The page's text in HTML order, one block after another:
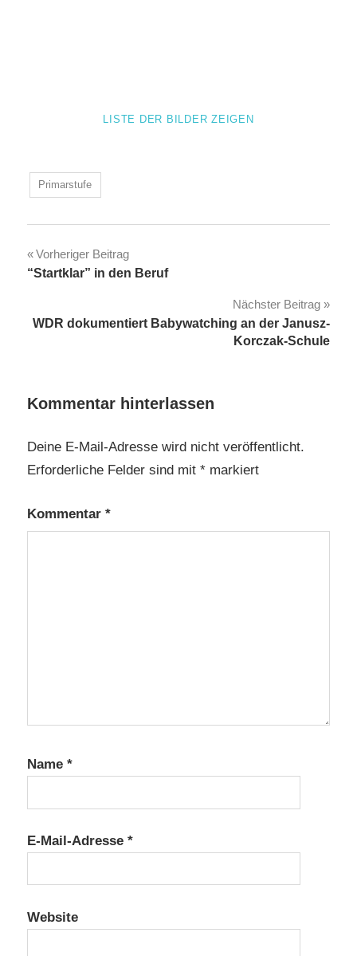
LISTE DER BILDER ZEIGEN
Primarstufe
Beitragsnavigation
Vorheriger Beitrag
“Startklar” in den Beruf
Nächster Beitrag
WDR dokumentiert Babywatching an der Janusz-
Korczak-Schule
Kommentar hinterlassen
Deine E-Mail-Adresse wird nicht veröffentlicht.
Erforderliche Felder sind mit * markiert
Kommentar *
Name *
E-Mail-Adresse *
Website